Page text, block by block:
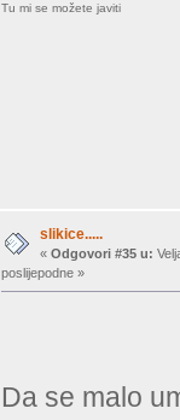
Tu mi se možete javiti
slikice.....
« Odgovori #35 u:
poslijepodne »
Da se malo